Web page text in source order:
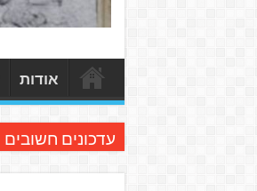
אודות
עדכונים חשובים